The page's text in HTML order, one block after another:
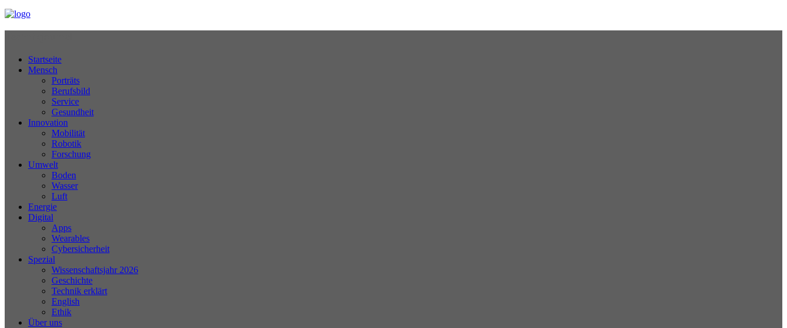
Startseite
Mensch
Porträts
Berufsbild
Service
Gesundheit
Innovation
Mobilität
Robotik
Forschung
Umwelt
Boden
Wasser
Luft
Energie
Digital
Apps
Wearables
Cybersicherheit
Spezial
Wissenschaftsjahr 2026
Geschichte
Technik erklärt
English
Ethik
Über uns